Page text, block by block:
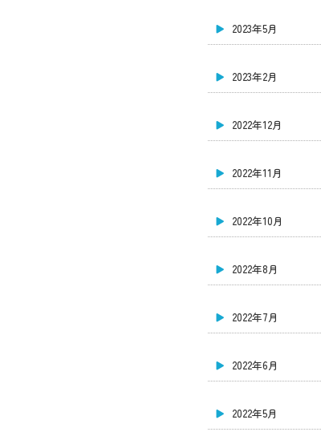
2023年5月
2023年2月
2022年12月
2022年11月
2022年10月
2022年8月
2022年7月
2022年6月
2022年5月